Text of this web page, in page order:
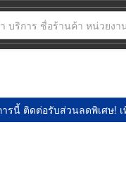
รนี้ ติดต่อรับส่วนลดพิเศษ! เ